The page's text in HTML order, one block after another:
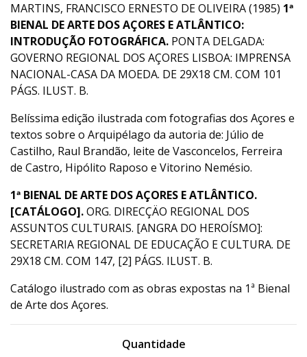
MARTINS, FRANCISCO ERNESTO DE OLIVEIRA (1985) 1ª
BIENAL DE ARTE DOS AÇORES E ATLÂNTICO:
INTRODUÇÃO FOTOGRÁFICA. PONTA DELGADA:
GOVERNO REGIONAL DOS AÇORES LISBOA: IMPRENSA
NACIONAL-CASA DA MOEDA. DE 29X18 CM. COM 101
PÁGS. ILUST. B.
Belíssima edição ilustrada com fotografias dos Açores e
textos sobre o Arquipélago da autoria de: Júlio de
Castilho, Raul Brandão, leite de Vasconcelos, Ferreira
de Castro, Hipólito Raposo e Vitorino Nemésio.
1ª BIENAL DE ARTE DOS AÇORES E ATLÂNTICO.
[CATÁLOGO].ORG. DIRECÇÄO REGIONAL DOS
ASSUNTOS CULTURAIS. [ANGRA DO HEROÍSMO]:
SECRETARIA REGIONAL DE EDUCAÇÃO E CULTURA. DE
29X18 CM. COM 147, [2] PÁGS. ILUST. B.
Catálogo ilustrado com as obras expostas na 1ª Bienal
de Arte dos Açores.
Quantidade